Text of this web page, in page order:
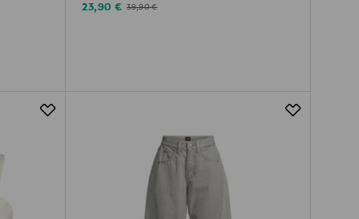
Discounted Price
23,90 € Original Price
39,90 €